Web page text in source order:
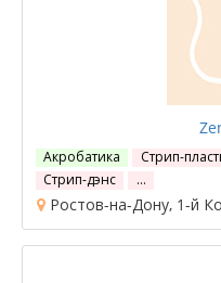
Акробатика Стрип-
Стрип-дэнс
…
Ростов-на-Дону, 1-й